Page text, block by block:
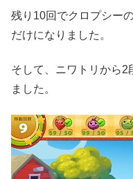
残り10回でクロプシー
だけになりました。
そして、ニワトリから2
ました。